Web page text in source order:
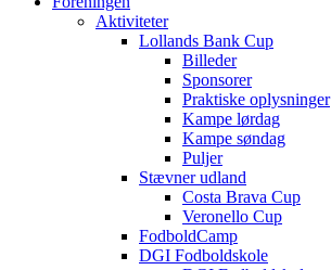
Aktiviteter
Lollands Bank Cup
Billeder
Sponsorer
Praktiske oplysninger
Kampe lørdag
Kampe søndag
Puljer
Stævner udland
Costa Brava Cup
Veronello Cup
FodboldCamp
DGI Fodboldskole